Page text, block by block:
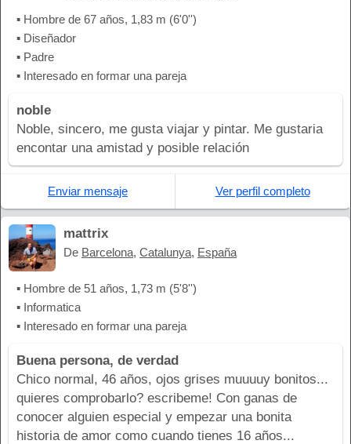
▪ Hombre de 67 años, 1,83 m (6'0'')
▪ Diseñador
▪ Padre
▪ Interesado en formar una pareja
noble
Noble, sincero, me gusta viajar y pintar. Me gustaria
encontar una amistad y posible relación
Enviar mensaje Ver perfil completo
mattrix
De Barcelona, Catalunya, España
▪ Hombre de 51 años, 1,73 m (5'8'')
▪ Informatica
▪ Interesado en formar una pareja
Buena persona, de verdad
Chico normal, 46 años, ojos grises muuuuy bonitos...
quieres comprobarlo? escribeme! Con ganas de
conocer alguien especial y empezar una bonita
historia de amor como cuando tienes 16 años...